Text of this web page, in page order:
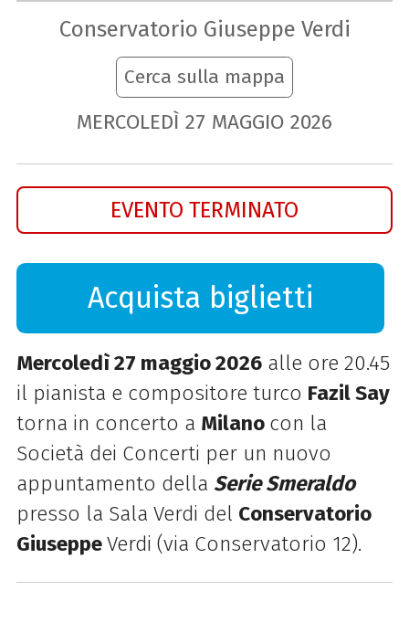
Conservatorio Giuseppe Verdi
Cerca sulla mappa
MERCOLEDÌ 27 MAGGIO 2026
EVENTO TERMINATO
Acquista biglietti
Mercoledì 27 maggio 2026alle ore 20.45
il pianista e compositore turco Fazil Say
torna in concerto a Milano con la
Società dei Concerti per un nuovo
appuntamento della Serie Smeraldo
presso la Sala Verdi del Conservatorio
GiuseppeVerdi (via Conservatorio 12).